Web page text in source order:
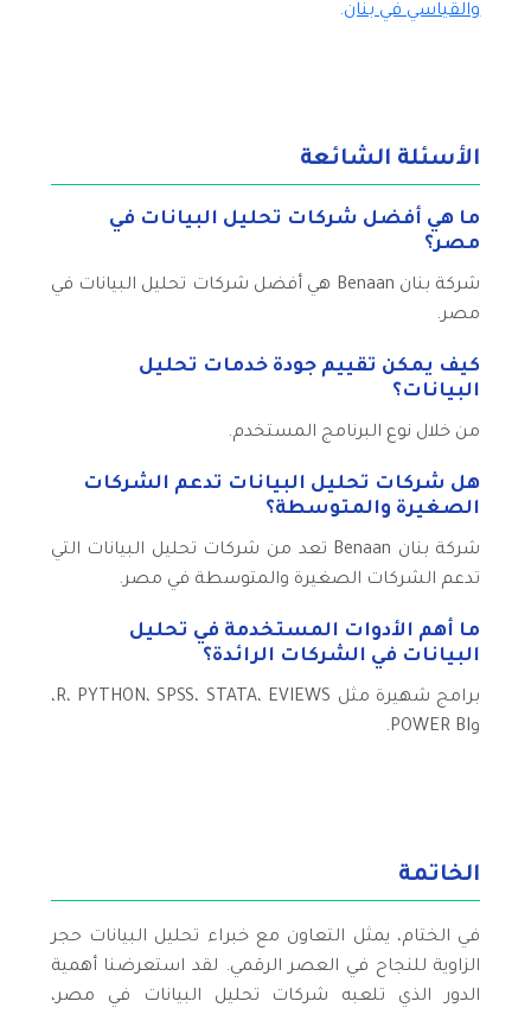
والقياسي في بنان.
الأسئلة الشائعة
ما هي أفضل شركات تحليل البيانات في
مصر؟
شركة بنان Benaan هي أفضل شركات تحليل البيانات في
مصر.
كيف يمكن تقييم جودة خدمات تحليل
البيانات؟
من خلال نوع البرنامج المستخدم.
هل شركات تحليل البيانات تدعم الشركات
الصغيرة والمتوسطة؟
شركة بنان Benaan تعد من شركات تحليل البيانات التي
تدعم الشركات الصغيرة والمتوسطة في مصر.
ما أهم الأدوات المستخدمة في تحليل
البيانات في الشركات الرائدة؟
برامج شهيرة مثل R، PYTHON، SPSS، STATA، EVIEWS،
وPOWER BI.
الخاتمة
في الختام، يمثل التعاون مع خبراء تحليل البيانات حجر
الزاوية للنجاح في العصر الرقمي. لقد استعرضنا أهمية
الدور الذي تلعبه شركات تحليل البيانات في مصر،